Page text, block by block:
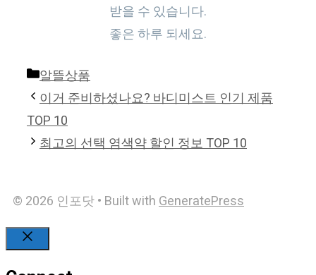
받을 수 있습니다.
좋은 하루 되세요.
Categories
알뜰상품
이거 준비하셨나요? 바디미스트 인기 제품
TOP 10
최고의 선택 염색약 할인 정보 TOP 10
© 2026 인포닷• Built withGeneratePress